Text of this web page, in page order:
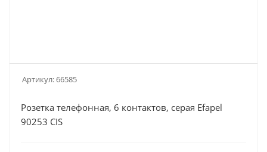
Артикул:66585
Розетка телефонная, 6 контактов, серая Efapel
90253 CIS